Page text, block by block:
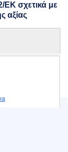
ΕΚ σχετικά με
αξίας
europea